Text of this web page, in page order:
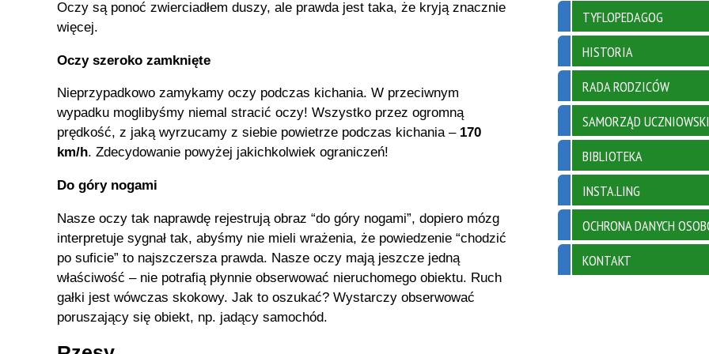
Oczy są ponoć zwierciadłem duszy, ale prawda jest taka, że kryją znacznie
więcej.
Oczy szeroko zamknięte
Nieprzypadkowo zamykamy oczy podczas kichania. W przeciwnym
wypadku moglibyśmy niemal stracić oczy! Wszystko przez ogromną
prędkość, z jaką wyrzucamy z siebie powietrze podczas kichania – 170
km/h. Zdecydowanie powyżej jakichkolwiek ograniczeń!
Do góry nogami
Nasze oczy tak naprawdę rejestrują obraz “do góry nogami”, dopiero mózg
interpretuje sygnał tak, abyśmy nie mieli wrażenia, że powiedzenie “chodzić
po suficie” to najszczersza prawda. Nasze oczy mają jeszcze jedną
właściwość – nie potrafią płynnie obserwować nieruchomego obiektu. Ruch
gałki jest wówczas skokowy. Jak to oszukać? Wystarczy obserwować
poruszający się obiekt, np. jadący samochód.
TYFLOPEDAGOG
HISTORIA
RADA RODZICÓW
SAMORZĄD UCZNIOWSKI
BIBLIOTEKA
INSTA.LING
OCHRONA DANYCH
KONTAKT